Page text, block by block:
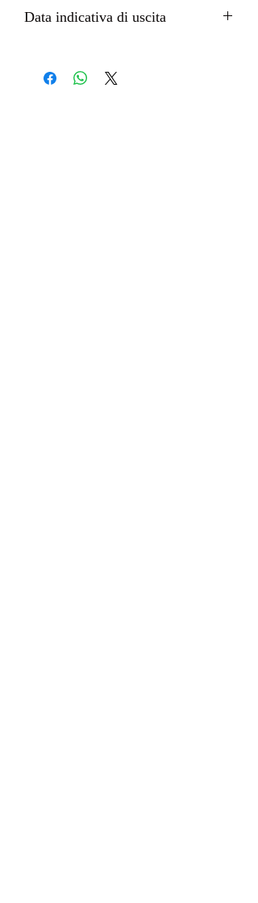
Data indicativa di uscita